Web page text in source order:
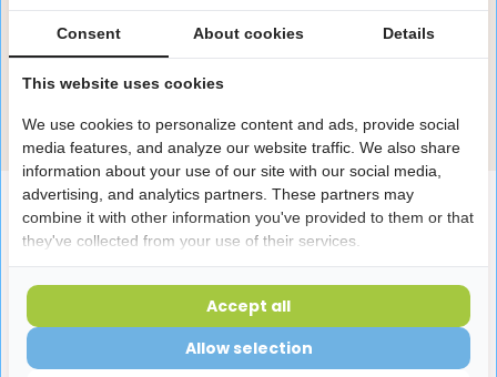
Productomschrijving
Reviews
Heb je een vraag over dit product?
Onze specialisten helpen je graag! Spreek ons aan
Stuur e-mail
Laatst bekeken producten
Consent About cookies Details
This website uses cookies
We use cookies to personalize content and ads, provide social
media features, and analyze our website traffic. We also share
information about your use of our site with our social media,
advertising, and analytics partners. These partners may
combine it with other information you've provided to them or that
they've collected from your use of their services.
Allow selection
Accept all